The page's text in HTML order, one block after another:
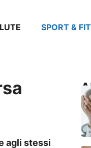
SPORT &
agli stessi